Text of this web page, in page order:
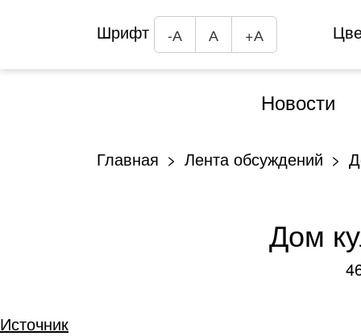
Шрифт -А А +А
Новости
Главная Лента обсуждений
Дом
Источник